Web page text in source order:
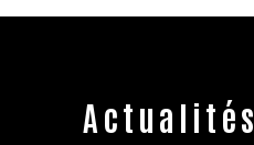
Actualités